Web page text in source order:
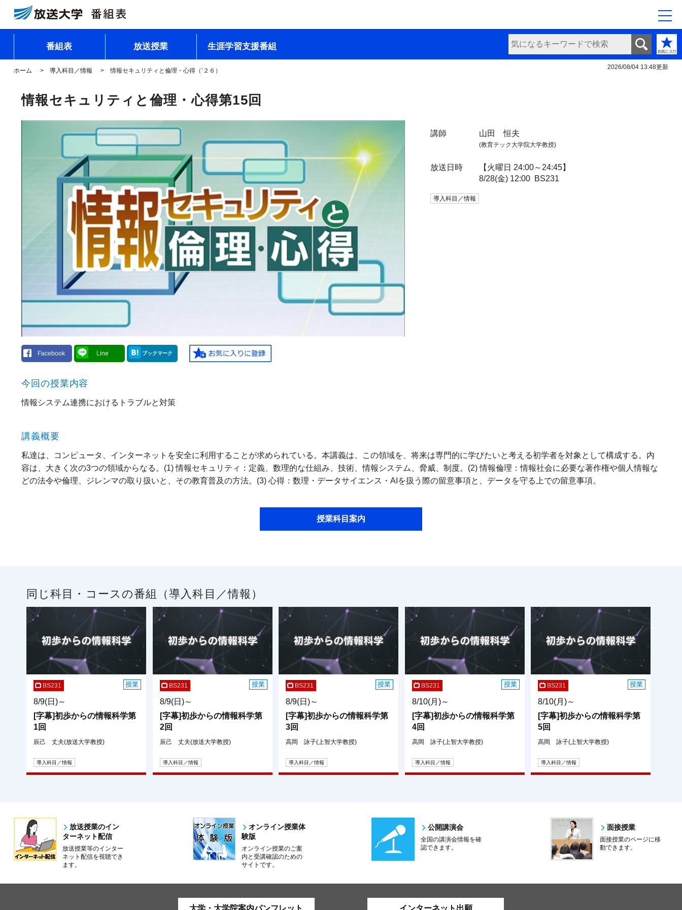
番組表 放送授業 生涯学習支援番組
2026/08/04 13:48更新
ホーム 導入科目／情報 情報セキュリティと倫理・心得（’２６）
情報セキュリティと倫理・心得第15回
講師 山田 恒夫
(教育テック大学院大学教授)
放送日時
【火曜日 24:00～24:45】
8/28(金) 12:00 BS231
導入科目／情報
Facebook Line ブックマーク
今回の授業内容
情報システム連携におけるトラブルと対策
講義概要
私達は、コンピュータ、インターネットを安全に利用することが求められている。本講義は、この領域を、将来は専門的に学びたいと考える初学者を対象として構成する。内
容は、大きく次の3つの領域からなる。(1) 情報セキュリティ：定義、数理的な仕組み、技術、情報システム、脅威、制度。(2) 情報倫理：情報社会に必要な著作権や個人情報な
どの法令や倫理、ジレンマの取り扱いと、その教育普及の方法。(3) 心得：数理・データサイエンス・AIを扱う際の留意事項と、データを守る上での留意事項。
授業科目案内
同じ科目・コースの番組（導入科目／情報）
BS231 授業
8/9(日)～
[字幕]初歩からの情報科学第
1回
辰己 丈夫(放送大学教授)
導入科目／情報
BS231 授業
8/9(日)～
[字幕]初歩からの情報科学第
2回
辰己 丈夫(放送大学教授)
導入科目／情報
BS231 授業
8/9(日)～
[字幕]初歩からの情報科学第
3回
高岡 詠子(上智大学教授)
導入科目／情報
BS231 授業
8/10(月)～
[字幕]初歩からの情報科学第
4回
高岡 詠子(上智大学教授)
導入科目／情報
BS231 授業
8/10(月)～
[字幕]初歩からの情報科学第
5回
高岡 詠子(上智大学教授)
導入科目／情報
放送授業のイン
ターネット配信
放送授業等のインター
ネット配信を視聴でき
ます。
オンライン授業体
験版
オンライン授業のご案
内と受講確認のための
サイトです。
公開講演会
全国の講演会情報を確
認できます。
面接授業
面接授業のページに移
動できます。